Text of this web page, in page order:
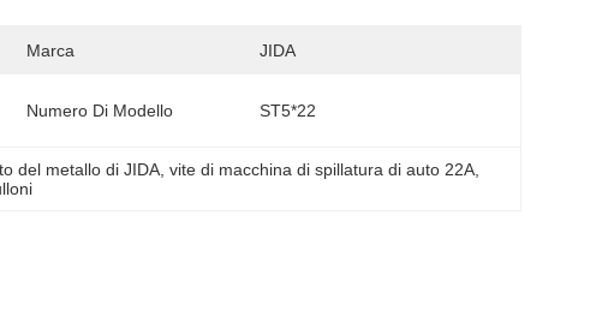
Marca JIDA
Numero Di Modello ST5*22
del metallo di JIDA , vite di macchina di spillatura di auto 22A